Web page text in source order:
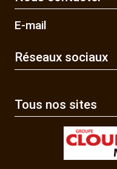
E-mail
Réseaux sociaux
Tous nos sites